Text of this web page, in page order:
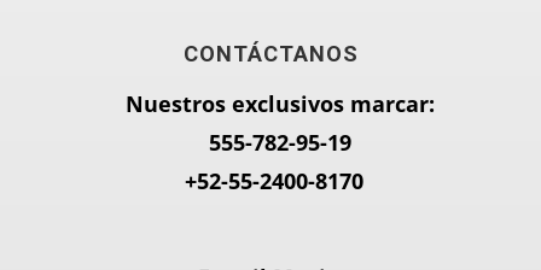
CONTÁCTANOS
Nuestros exclusivos marcar:
555-782-95-19
+52-55-2400-8170